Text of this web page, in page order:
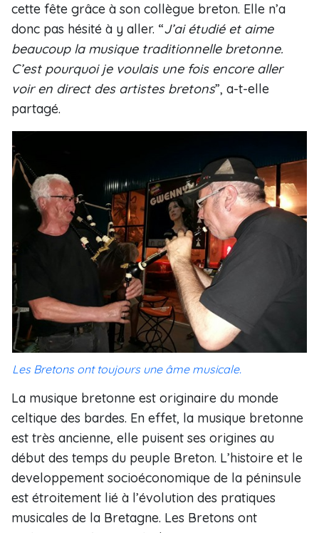
cette fête grâce à son collègue breton. Elle n’a
donc pas hésité à y aller. “J’ai étudié et aime
beaucoup la musique traditionnelle bretonne.
C’est pourquoi je voulais une fois encore aller
voir en direct des artistes bretons”, a-t-elle
partagé.
Les Bretons ont toujours une âme musicale.
La musique bretonne est originaire du monde
celtique des bardes. En effet, la musique bretonne
est très ancienne, elle puisent ses origines au
début des temps du peuple Breton. L’histoire et le
developpement socioéconomique de la péninsule
est étroitement lié à l’évolution des pratiques
musicales de la Bretagne. Les Bretons ont